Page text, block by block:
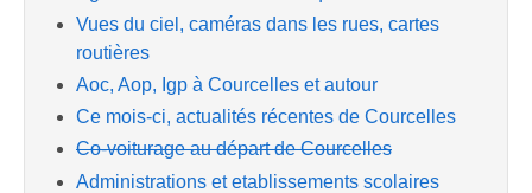
Vues du ciel, caméras dans les rues, cartes
routières
Aoc, Aop, Igp à Courcelles et autour
Ce mois-ci, actualités récentes de Courcelles
Co-voiturage au départ de Courcelles
Administrations et etablissements scolaires